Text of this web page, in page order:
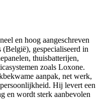
en hoog aangeschreven
(België), gespecialiseerd in
thuisbatterijen,
zoals Loxone.
aanpak, net werk,
Hij levert een
en wordt sterk aanbevolen